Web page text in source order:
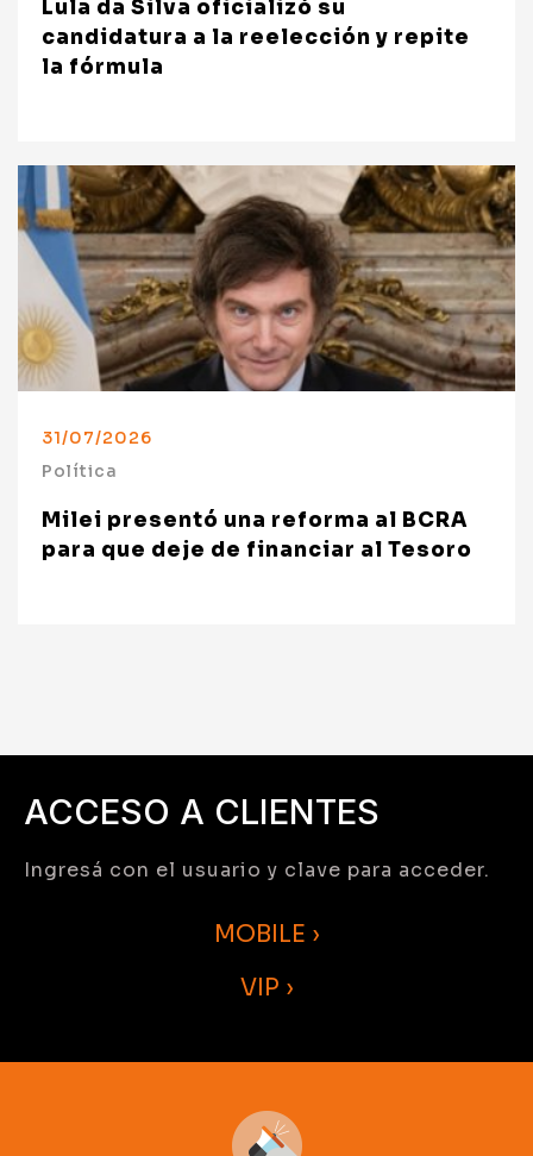
Lula da Silva oficializó su
candidatura a la reelección y repite
la fórmula
31/07/2026
Política
Milei presentó una reforma al BCRA
para que deje de financiar al Tesoro
ACCESO A CLIENTES
Ingresá con el usuario y clave para acceder.
MOBILE ›
VIP ›